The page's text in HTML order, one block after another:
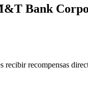
Bank
recompensas